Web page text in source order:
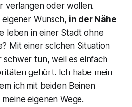
verlangen oder wollen.
eigener Wunsch, in der Nähe
leben in einer Stadt ohne
Mit einer solchen Situation
schwer tun, weil es einfach
gehört. Ich habe mein
ich mit beiden Beinen
eigenen Wege.